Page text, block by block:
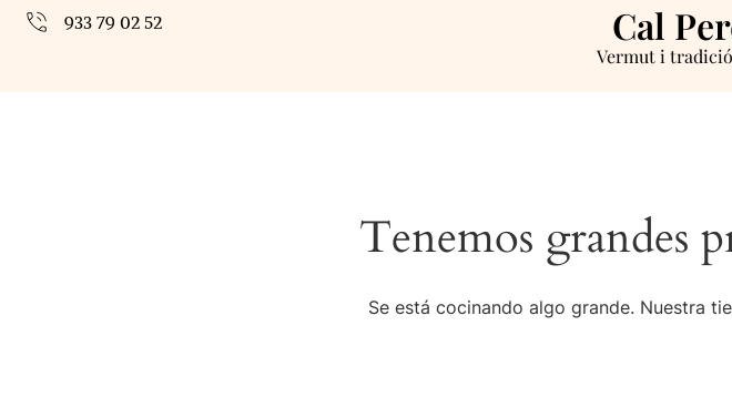
933 79 02 52 Cal
Vermut i
Tenemos grandes
Se está cocinando algo grande. Nuestra